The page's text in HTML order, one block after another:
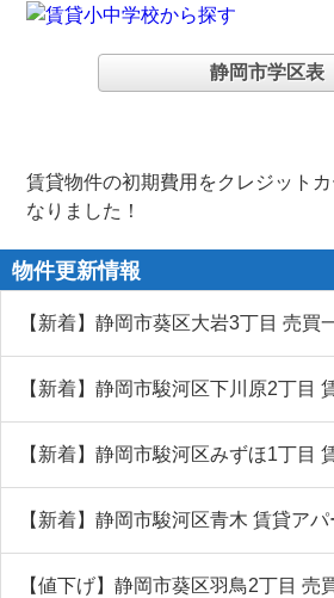
静岡市学区表
賃貸物件の初期費用をクレジット
なりました！
物件更新情報
【新着】静岡市葵区大岩3丁目 売買
【新着】静岡市駿河区下川原2丁目
【新着】静岡市駿河区みずほ1丁目
【新着】静岡市駿河区青木 賃貸アパ
【値下げ】静岡市葵区羽鳥2丁目 売